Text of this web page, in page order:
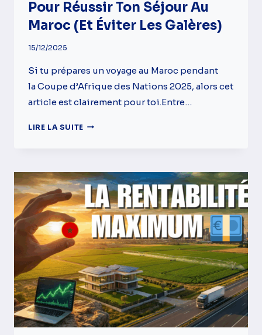
Pour Réussir Ton Séjour Au
Maroc (et Éviter Les Galères)
15/12/2025
Si tu prépares un voyage au Maroc pendant
la Coupe d’Afrique des Nations 2025, alors cet
article est clairement pour toi.Entre…
LIRE LA SUITE CAN
15
APPLICATIONS
INDISPENSABLES
POUR
RÉUSSIR
TON
SÉJOUR
AU
MAROC
(ET
ÉVITER
LES
GALÈRES)